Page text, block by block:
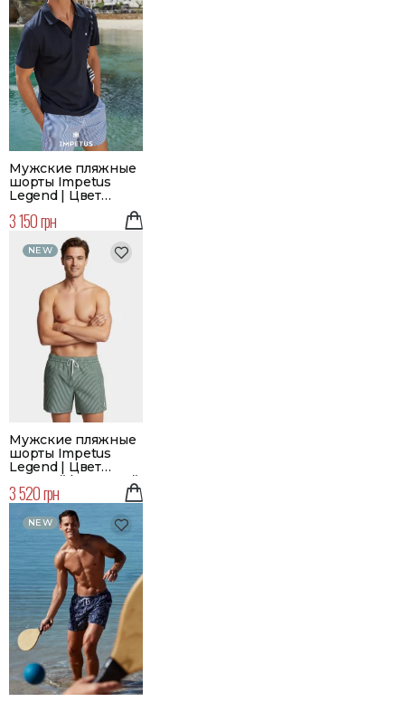
Мужские пляжные
шорты Impetus
Legend | Цвет
3 150 грн
NEW
Мужские пляжные
шорты Impetus
Legend | Цвет
зеленый | Большой
размер
3 520 грн
NEW